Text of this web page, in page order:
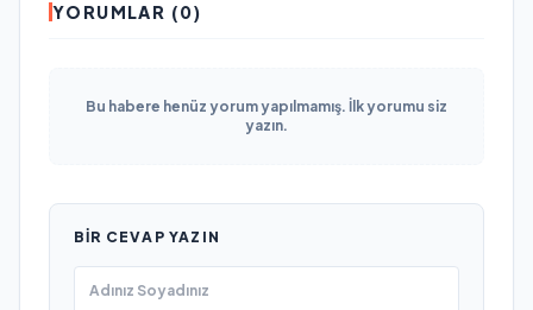
YORUMLAR (0)
Bu habere henüz yorum yapılmamış. İlk yorumu siz
yazın.
BIR CEVAP YAZIN